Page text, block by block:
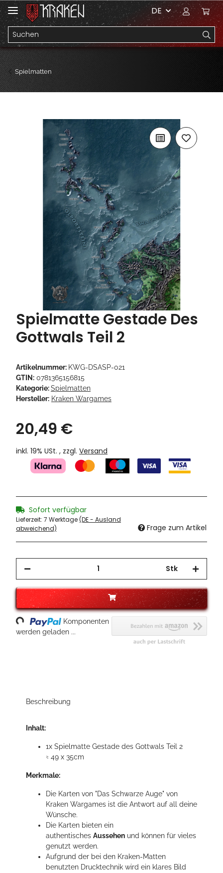
DE
Spielmatten
Spielmatte Gestade Des
Gottwals Teil 2
Artikelnummer: KWG-DSASP-021
GTIN: 0781365156815
Kategorie:Spielmatten
Hersteller: Kraken Wargames
20,49 €
inkl. 19% USt. , zzgl. Versand
Sofort verfügbar
Lieferzeit: 7 Werktage(DE - Ausland
abweichend)
Frage zum Artikel
Stk
Komponenten
werden geladen ...
Beschreibung
Inhalt:
1x Spielmatte Gestade des Gottwals Teil 2
≈ 49 x 35cm
Merkmale:
Die Karten von "Das Schwarze Auge" von
Kraken Wargames ist die Antwort auf all deine
Wünsche.
Die Karten bieten ein
authentisches Aussehen und können für vieles
genutzt werden.
Aufgrund der bei den Kraken-Matten
benutzten Drucktechnik wird ein klares Bild